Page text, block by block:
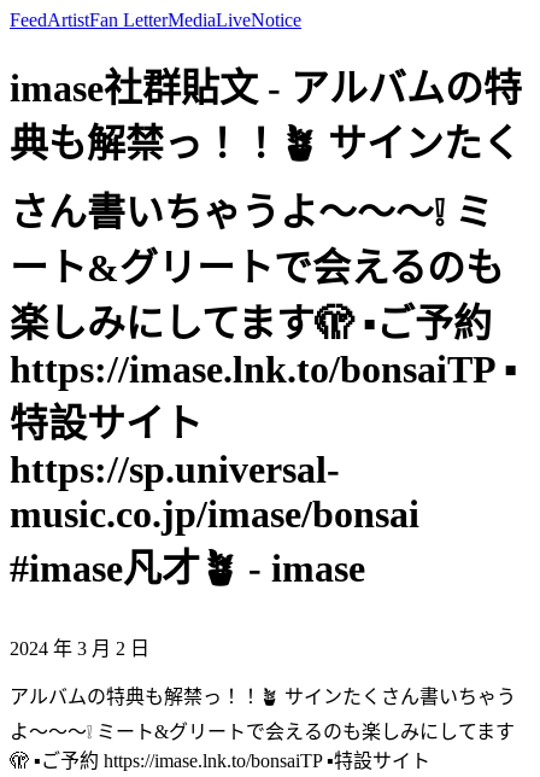
FeedArtistFan LetterMediaLiveNotice
imase社群貼文 - アルバムの特
典も解禁っ！！🪴 サインたく
さん書いちゃうよ〜〜〜❕ ミ
ート&グリートで会えるのも
楽しみにしてます🫣 ▪️ご予約
https://imase.lnk.to/bonsaiTP ▪️
特設サイト
https://sp.universal-
music.co.jp/imase/bonsai
#imase凡才🪴 - imase
2024 年 3 月 2 日
アルバムの特典も解禁っ！！🪴 サインたくさん書いちゃう
よ〜〜〜❕ ミート&グリートで会えるのも楽しみにしてます
🫣 ▪️ご予約 https://imase.lnk.to/bonsaiTP ▪️特設サイト